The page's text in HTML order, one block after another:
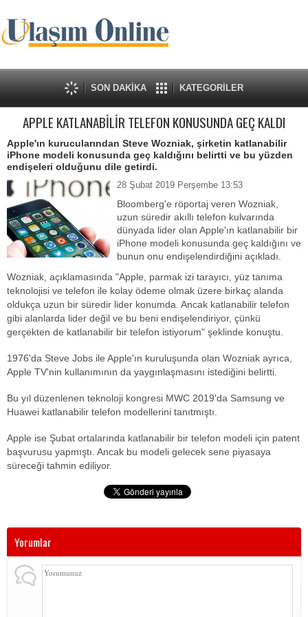
SON DAKİKA KATEGORİLER
APPLE KATLANABİLİR TELEFON KONUSUNDA GEÇ KALDI
Apple'ın kurucularından Steve Wozniak, şirketin katlanabilir
iPhone modeli konusunda geç kaldığını belirtti ve bu yüzden
endişeleri olduğunu dile getirdi.
28 Şubat 2019 Perşembe 13:53
Bloomberg'e röportaj veren Wozniak,
uzun süredir akıllı telefon kulvarında
dünyada lider olan Apple'ın katlanabilir bir
iPhone modeli konusunda geç kaldığını ve
bunun onu endişelendirdiğini açıkladı.
Wozniak, açıklamasında "Apple, parmak izi tarayıcı, yüz tanıma
teknolojisi ve telefon ile kolay ödeme olmak üzere birkaç alanda
oldukça uzun bir süredir lider konumda. Ancak katlanabilir telefon
gibi alanlarda lider değil ve bu beni endişelendiriyor, çünkü
gerçekten de katlanabilir bir telefon istiyorum" şeklinde konuştu.
1976'da Steve Jobs ile Apple'ın kuruluşunda olan Wozniak ayrıca,
Apple TV'nin kullanımının da yaygınlaşmasını istediğini belirtti.
Bu yıl düzenlenen teknoloji kongresi MWC 2019'da Samsung ve
Huawei katlanabilir telefon modellerini tanıtmıştı.
Apple ise Şubat ortalarında katlanabilir bir telefon modeli için patent
başvurusu yapmıştı. Ancak bu modeli gelecek sene piyasaya
süreceği tahmin ediliyor.
Yorumlar